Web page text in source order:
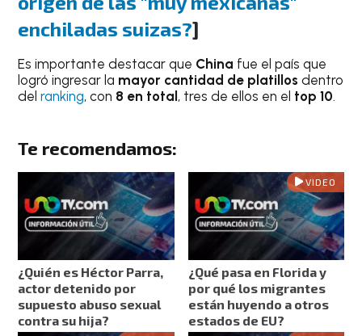
enchiladas suizas?]
Es importante destacar que China fue el país que
logró ingresar la mayor cantidad de platillos dentro
delranking, con 8 en total, tres de ellos en el top 10.
Te recomendamos:
¿Quién es Héctor Parra,
actor detenido por
supuesto abuso sexual
contra su hija?
VIDEO
¿Qué pasa en Florida y
por qué los migrantes
están huyendo a otros
estados de EU?